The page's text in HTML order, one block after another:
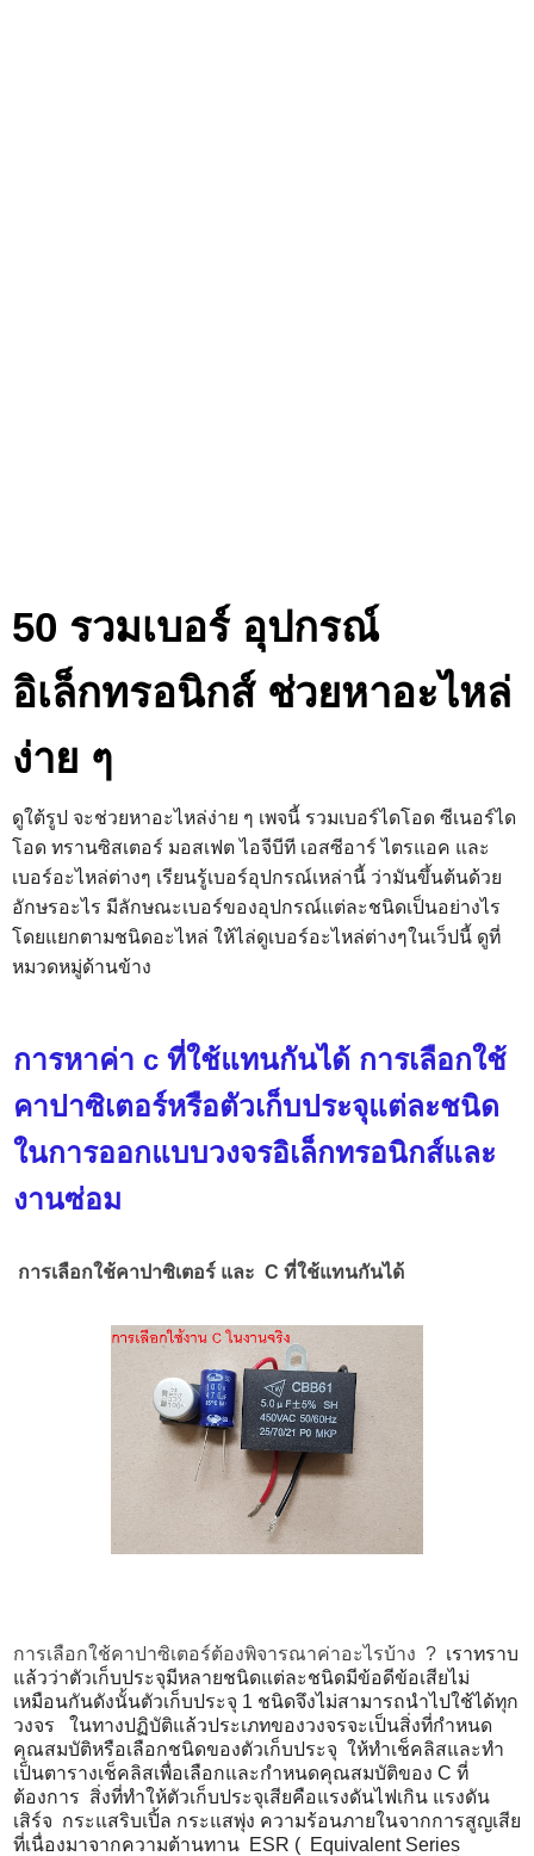
50 รวมเบอร์ อุปกรณ์
อิเล็กทรอนิกส์ ช่วยหาอะไหล่
ง่าย ๆ
ดูใต้รูป จะช่วยหาอะไหล่ง่าย ๆ เพจนี้ รวมเบอร์ไดโอด ซีเนอร์ได
โอด ทรานซิสเตอร์ มอสเฟต ไอจีบีที เอสซีอาร์ ไตรแอค และ
เบอร์อะไหล่ต่างๆ เรียนรู้เบอร์อุปกรณ์เหล่านี้ ว่ามันขึ้นต้นด้วย
อักษรอะไร มีลักษณะเบอร์ของอุปกรณ์แต่ละชนิดเป็นอย่างไร
โดยแยกตามชนิดอะไหล่ ให้ไล่ดูเบอร์อะไหล่ต่างๆในเว็ปนี้ ดูที่
หมวดหมู่ด้านข้าง
การหาค่า c ที่ใช้แทนกันได้ การเลือกใช้
คาปาซิเตอร์หรือตัวเก็บประจุแต่ละชนิด
ในการออกแบบวงจรอิเล็กทรอนิกส์และ
งานซ่อม
การเลือกใช้คาปาซิเตอร์ และ C ที่ใช้แทนกันได้
การเลือกใช้คาปาซิเตอร์ต้องพิจารณาค่าอะไรบ้าง ? เราทราบ
แล้วว่าตัวเก็บประจุมีหลายชนิดแต่ละชนิดมีข้อดีข้อเสียไม่
เหมือนกันดังนั้นตัวเก็บประจุ 1 ชนิดจึงไม่สามารถนำไปใช้ได้ทุก
วงจร ในทางปฏิบัติแล้วประเภทของวงจรจะเป็นสิ่งที่กำหนด
คุณสมบัติหรือเลือกชนิดของตัวเก็บประจุ ให้ทำเช็คลิสและทำ
เป็นตารางเช็คลิสเพื่อเลือกและกำหนดคุณสมบัติของ C ที่
ต้องการ สิ่งที่ทำให้ตัวเก็บประจุเสียคือแรงดันไฟเกิน แรงดัน
เสิร์จ กระแสริบเปิ้ล กระแสพุ่ง ความร้อนภายในจากการสูญเสีย
ที่เนื่องมาจากความต้านทาน ESR ( Equivalent Series